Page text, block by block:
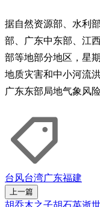
据自然资源部、水利
部、广东中东部、江
部等地部分地区，星
地质灾害和中小河流
广东东部局地气象风险
台风台湾广东福建
上一篇
胡乔木之子胡石英逝